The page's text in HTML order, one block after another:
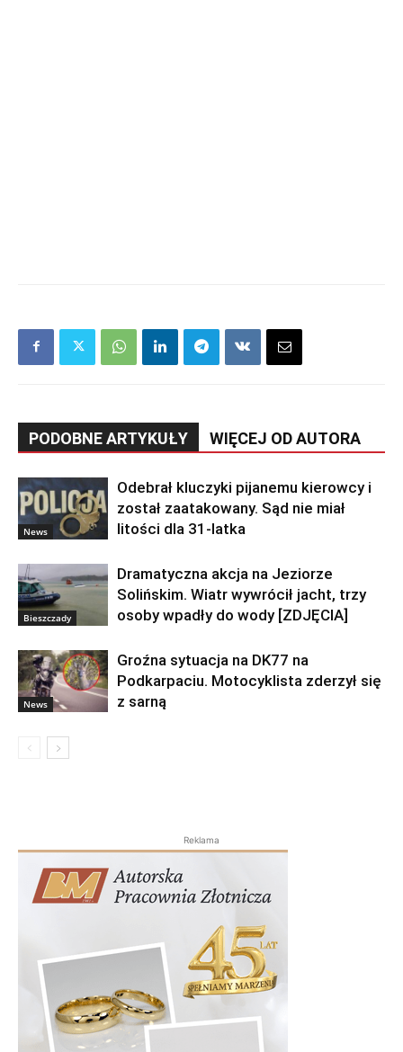
PODOBNE ARTYKUŁY WIĘCEJ OD AUTORA
News
Odebrał kluczyki pijanemu kierowcy i
został zaatakowany. Sąd nie miał
litości dla 31-latka
Bieszczady
Dramatyczna akcja na Jeziorze
Solińskim. Wiatr wywrócił jacht, trzy
osoby wpadły do wody [ZDJĘCIA]
News
Groźna sytuacja na DK77 na
Podkarpaciu. Motocyklista zderzył się
z sarną
Reklama